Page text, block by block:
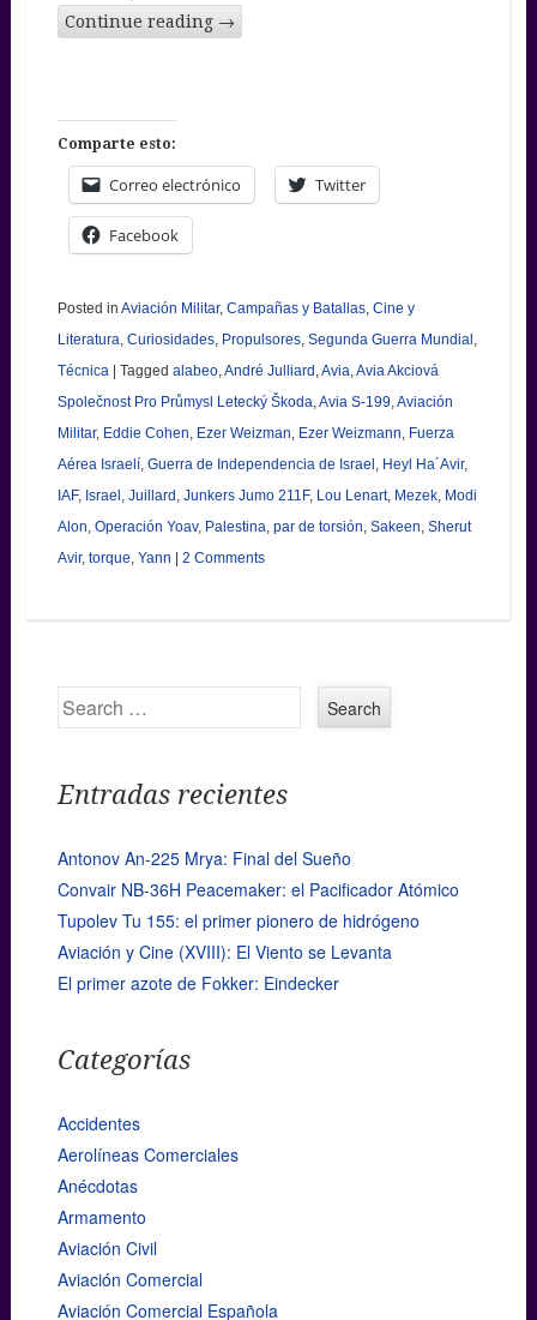
Continue reading →
Comparte esto:
Correo electrónico Twitter
Facebook
Posted in Aviación Militar, Campañas y Batallas, Cine y
Literatura Curiosidades, Propulsores, Segunda Guerra Mundial
Técnica | Tagged alabeo, André Julliard Avia Avia Akciová
Společnost Pro Průmysl Letecký Škoda Avia S-199 Aviación
Militar, Eddie Cohen Ezer Weizman Ezer Weizmann Fuerza
Aérea Israelí, Guerra de Independencia de Israel Heyl Ha´Avir,
IAF, Israel Juillard Junkers Jumo 211F, Lou Lenart, Mezek, Modi
Alon Operación Yoav, Palestina par de torsión Sakeen Sherut
Avir, torque Yann | 2 Comments
Search
Entradas recientes
Antonov An-225 Mrya: Final del Sueño
Convair NB-36H Peacemaker: el Pacificador Atómico
Tupolev Tu 155: el primer pionero de hidrógeno
Aviación y Cine (XVIII): El Viento se Levanta
El primer azote de Fokker: Eindecker
Categorías
Accidentes
Aerolíneas Comerciales
Anécdotas
Armamento
Aviación Civil
Aviación Comercial
Aviación Comercial Española